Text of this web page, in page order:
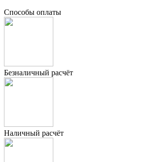
Способы оплаты
Безналичный расчёт
Наличный расчёт